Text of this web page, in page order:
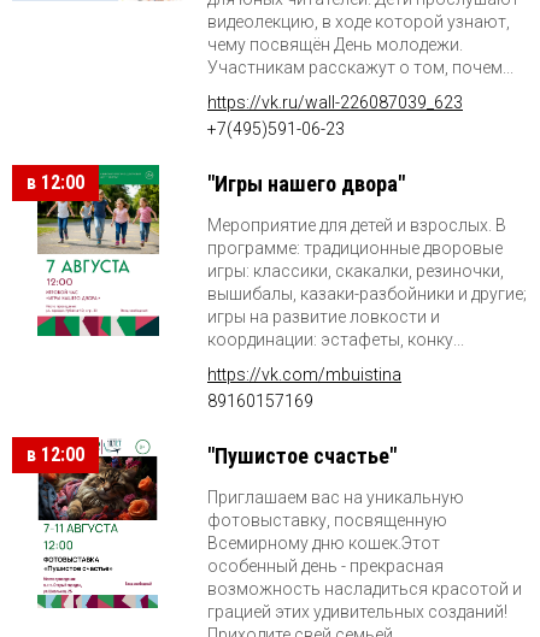
видеолекцию, в ходе которой узнают,
чему посвящён День молодежи.
Участникам расскажут о том, почем...
https://vk.ru/wall-226087039_623
+7(495)591-06-23
в 12:00 "Игры нашего двора"
Мероприятие для детей и взрослых. В
программе: традиционные дворовые
игры: классики, скакалки, резиночки,
вышибалы, казаки-разбойники и другие;
игры на развитие ловкости и
координации: эстафеты, конку...
https://vk.com/mbuistina
89160157169
в 12:00 "Пушистое счастье"
Приглашаем вас на уникальную
фотовыставку, посвященную
Всемирному дню кошек.Этот
особенный день - прекрасная
возможность насладиться красотой и
грацией этих удивительных созданий!